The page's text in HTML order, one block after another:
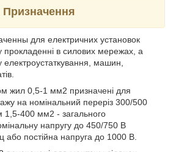
Призначення
для електричних установок
прокладенні в силових мережах, а
машин,
жил 0,5-1 мм2 призначені для
на номінальний переріз 300/500
1,5-400 мм2 - загального
напругу до 450/750 В
або постійна напруга до 1000 В.